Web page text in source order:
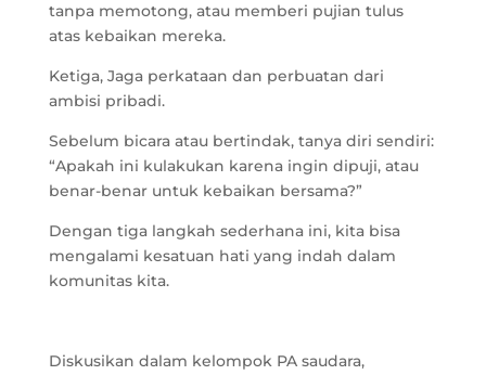
tanpa memotong, atau memberi pujian tulus
atas kebaikan mereka.
Ketiga, Jaga perkataan dan perbuatan dari
ambisi pribadi.
Sebelum bicara atau bertindak, tanya diri sendiri:
“Apakah ini kulakukan karena ingin dipuji, atau
benar-benar untuk kebaikan bersama?”
Dengan tiga langkah sederhana ini, kita bisa
mengalami kesatuan hati yang indah dalam
komunitas kita.
Diskusikan dalam kelompok PA saudara,